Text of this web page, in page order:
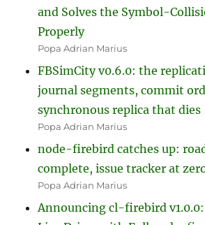
and Solves the Symbol-
Properly
Popa Adrian Marius
FBSimCity v0.6.0: the
journal segments, commit
synchronous replica that dies
Popa Adrian Marius
node-firebird catches up:
complete, issue tracker at
Popa Adrian Marius
Announcing cl-firebird v1.0.0: